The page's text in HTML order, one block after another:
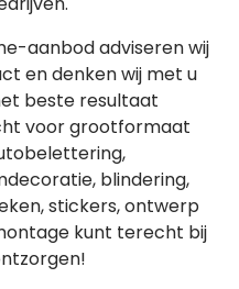
aanbod adviseren wij
en denken wij met u
beste resultaat
voor grootformaat
blindering,
stickers, ontwerp
kunt terecht bij